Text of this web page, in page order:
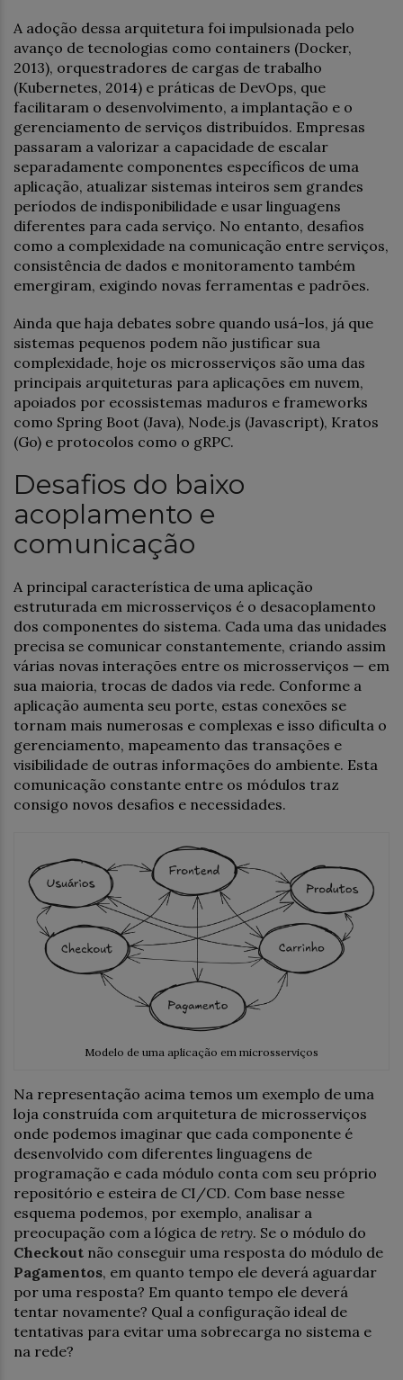
A adoção dessa arquitetura foi impulsionada pelo
avanço de tecnologias como containers (Docker,
2013), orquestradores de cargas de trabalho
(Kubernetes, 2014) e práticas de DevOps, que
facilitaram o desenvolvimento, a implantação e o
gerenciamento de serviços distribuídos. Empresas
passaram a valorizar a capacidade de escalar
separadamente componentes específicos de uma
aplicação, atualizar sistemas inteiros sem grandes
períodos de indisponibilidade e usar linguagens
diferentes para cada serviço. No entanto, desafios
como a complexidade na comunicação entre serviços,
consistência de dados e monitoramento também
emergiram, exigindo novas ferramentas e padrões.
Ainda que haja debates sobre quando usá-los, já que
sistemas pequenos podem não justificar sua
complexidade, hoje os microsserviços são uma das
principais arquiteturas para aplicações em nuvem,
apoiados por ecossistemas maduros e frameworks
como Spring Boot (Java), Node.js (Javascript), Kratos
(Go) e protocolos como o gRPC.
Desafios do baixo
acoplamento e
comunicação
A principal característica de uma aplicação
estruturada em microsserviços é o desacoplamento
dos componentes do sistema. Cada uma das unidades
precisa se comunicar constantemente, criando assim
várias novas interações entre os microsserviços — em
sua maioria, trocas de dados via rede. Conforme a
aplicação aumenta seu porte, estas conexões se
tornam mais numerosas e complexas e isso dificulta o
gerenciamento, mapeamento das transações e
visibilidade de outras informações do ambiente. Esta
comunicação constante entre os módulos traz
consigo novos desafios e necessidades.
Modelo de uma aplicação em microsserviços
Na representação acima temos um exemplo de uma
loja construída com arquitetura de microsserviços
onde podemos imaginar que cada componente é
desenvolvido com diferentes linguagens de
programação e cada módulo conta com seu próprio
repositório e esteira de CI/CD. Com base nesse
esquema podemos, por exemplo, analisar a
preocupação com a lógica de retry. Se o módulo do
Checkout não conseguir uma resposta do módulo de
Pagamentos, em quanto tempo ele deverá aguardar
por uma resposta? Em quanto tempo ele deverá
tentar novamente? Qual a configuração ideal de
tentativas para evitar uma sobrecarga no sistema e
na rede?